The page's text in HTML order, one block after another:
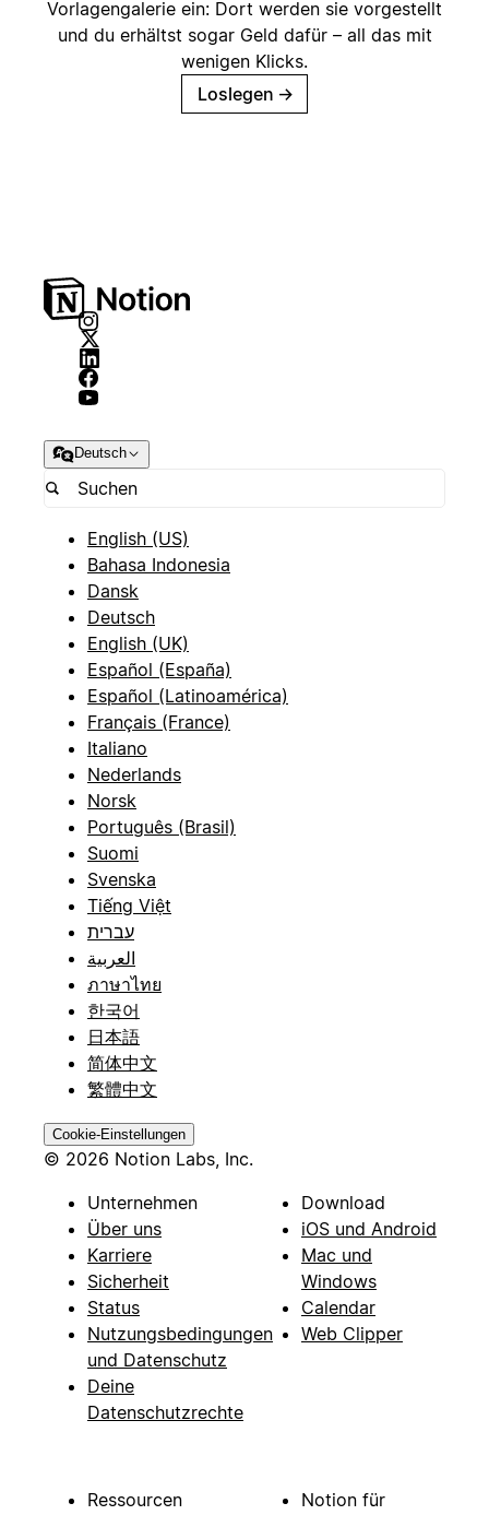
Vorlagengalerie ein: Dort werden sie vorgestellt
und du erhältst sogar Geld dafür – all das mit
wenigen Klicks.
Loslegen →
Deutsch
English (US)
Bahasa Indonesia
Dansk
Deutsch
English (UK)
Español (España)
Español (Latinoamérica)
Français (France)
Italiano
Nederlands
Norsk
Português (Brasil)
Suomi
Svenska
Tiếng Việt
עברית
العربية
ภาษาไทย
한국어
日本語
简体中文
繁體中文
Cookie-Einstellungen
© 2026 Notion Labs, Inc.
Unternehmen
Über uns
Karriere
Sicherheit
Status
Nutzungsbedingungen
und Datenschutz
Deine
Datenschutzrechte
Download
iOS und Android
Mac und
Windows
Calendar
Web Clipper
Ressourcen
Notion für